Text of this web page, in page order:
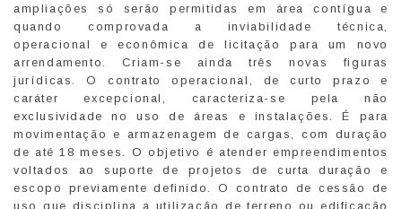
ampliações só serão permitidas em área contígua e
quando comprovada a inviabilidade técnica,
operacional e econômica de licitação para um novo
arrendamento. Criam-se ainda três novas figuras
jurídicas. O contrato operacional, de curto prazo e
caráter excepcional, caracteriza-se pela não
exclusividade no uso de áreas e instalações. É para
movimentação e armazenagem de cargas, com duração
de até 18 meses. O objetivo é atender empreendimentos
voltados ao suporte de projetos de curta duração e
escopo previamente definido. O contrato de cessão de
uso que disciplina a utilização de terreno ou edificação